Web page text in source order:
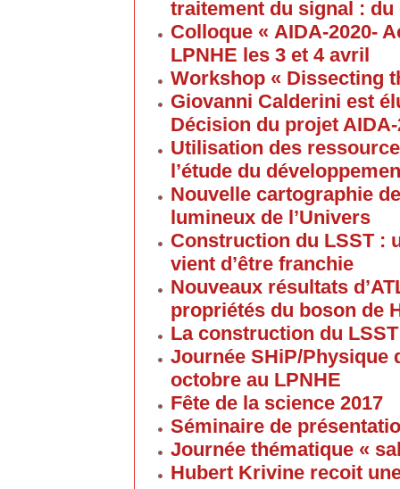
traitement du signal :
Colloque « AIDA-2020-
LPNHE les 3 et 4 avril
Workshop « Dissecting
Giovanni Calderini est
Décision du projet AIDA-
Utilisation des
l’étude du
Nouvelle cartographie
lumineux de l’Univers
Construction du LSST :
vient d’être franchie
Nouveaux résultats
propriétés du boson de
La construction du
Journée SHiP/Physique
octobre au LPNHE
Fête de la science 2017
Séminaire de
Journée thématique «
Hubert Krivine recoit